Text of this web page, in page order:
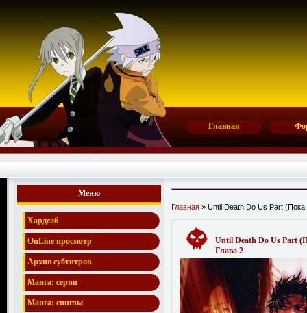
Главная
Меню
Хардсаб
OnLine просмотр
Архив субтитров
Манга: серии
Манга: синглы
Главная » Until Death Do Us Part
Until Death Do Us Part
Глава 2